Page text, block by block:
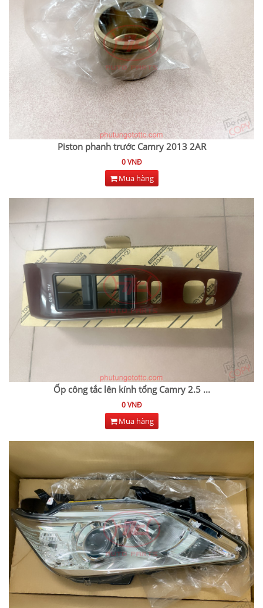
Piston phanh trước Camry 2013 2AR
0 VNĐ
Mua hàng
Ốp công tắc lên kính tổng Camry 2.5...
0 VNĐ
Mua hàng